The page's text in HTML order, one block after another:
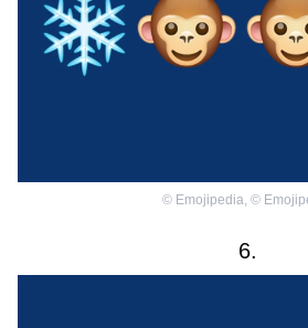
© Emojipedia, ©
6.